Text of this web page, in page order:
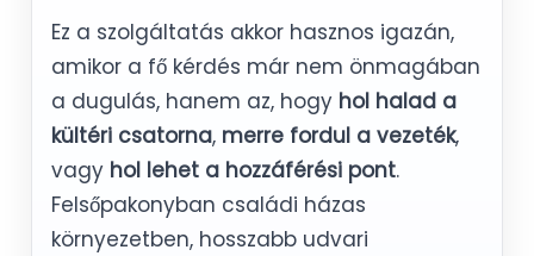
Ez a szolgáltatás akkor hasznos igazán,
amikor a fő kérdés már nem önmagában
a dugulás, hanem az, hogy hol halad a
kültéri csatorna, merre fordul a vezeték,
vagy hol lehet a hozzáférési pont.
Felsőpakonyban családi házas
környezetben, hosszabb udvari